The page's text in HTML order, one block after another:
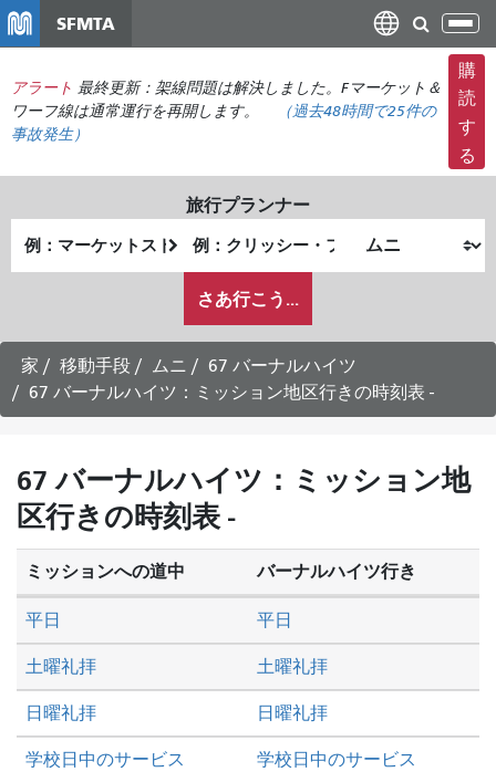
コ
ン
ン
ツ
移
SFMTA
ナ
ビ
ゲ
ー
シ
ョ
の
切
り
え
アラート 最終更新：架線問題は解決しました。Fマーケット＆
ワーフ線は通常運行を再開します。
（過去48時間で25件の
事故発生）
購
読
す
る
旅行プランナー
出
発
終
了
が
ど
の
よ
う
旅
し
い
か
さあ行こう...
家 移動手段 ムニ
67 バーナルハイツ
67 バーナルハイツ：ミッション地区行きの時刻表 -
67 バーナルハイツ：ミッション地
区行きの時刻表 -
ミッションへの道中 バーナルハイツ行き
土曜礼拝 土曜礼拝
日曜礼拝 日曜礼拝
平日 平日
学校日中のサービス 学校日中のサービス